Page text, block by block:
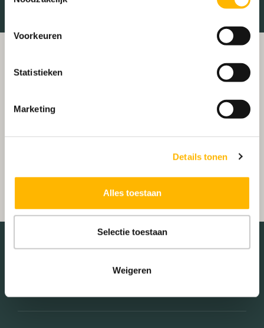
Voorkeuren
Statistieken
Marketing
Details tonen
Alles toestaan
Selectie toestaan
Weigeren
Schaduwwijzer